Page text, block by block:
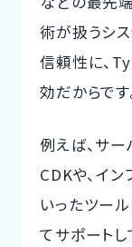
術が扱うシ
信頼性に、
効だからです
例えば、サ
CDKや、イ
いったツー
てサポート